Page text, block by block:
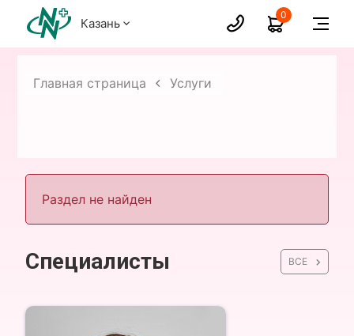
Казань
0
Главная страница Услуги
Раздел не найден
Специалисты ВСЕ